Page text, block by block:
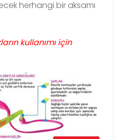
herhangi bir aksamı
kullanımı için